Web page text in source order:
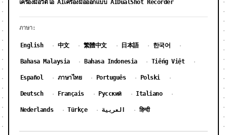
เครื่องมือวิดีโอ AIเครื่องมือออกแบบ AIDualShot Recorder
ภาษา:
English · 中文 · 繁體中文 · 日本語 · 한국어 ·
Bahasa Malaysia · Bahasa Indonesia · Tiếng Việt ·
Español · ภาษาไทย · Português · Polski ·
Deutsch · Français · Русский · Italiano ·
Nederlands · Türkçe · العربية · हिन्दी